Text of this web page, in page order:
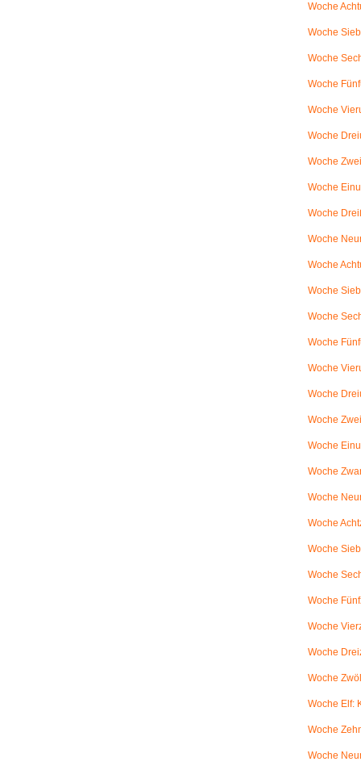
Woche
Woche
Woche
Woche
Woche
Woche
Woche
Woche
Woche
Woche
Woche
Woche
Woche
Woche
Woche
Woche
Woche
Woche
Woche
Woche
Woche
Woche
Woche
Woche
Woche
Woche
Woche
Woche Elf:
Woche
Woche